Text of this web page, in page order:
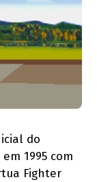
do
1995 com
Fighter